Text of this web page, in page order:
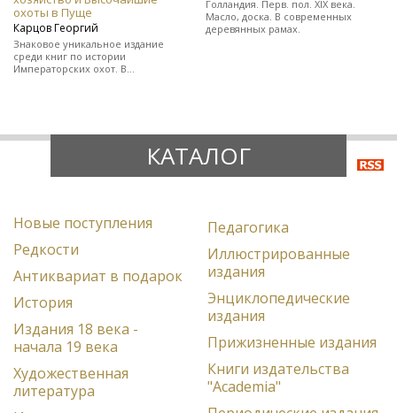
охоты в Пуще
Карцов Георгий
Знаковое уникальное издание
среди книг по истории
Императорских охот. В
Голландия. Перв. пол. XIX века.
Масло, доска. В современных
деревянных рамах.
КАТАЛОГ
Новые поступления
Редкости
Антиквариат в подарок
История
Издания 18 века -
начала 19 века
Художественная
литература
Педагогика
Иллюстрированные
издания
Энциклопедические
издания
Прижизненные издания
Книги издательства
"Academia"